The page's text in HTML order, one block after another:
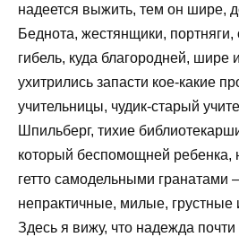
надеется выжить, тем он шире,
Беднота, жестянщики,
гибель, куда благородней, шире
ухитрились запасти кое-какие
учительницы, чудик-старый
Шпильберг, тихие
который беспомощней ребенка,
гетто самодельными гранатами
непрактичные, милые,
Здесь я вижу, что надежда почти